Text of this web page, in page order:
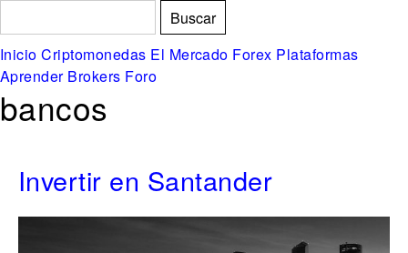
Formulario de búsqueda
Inicio Criptomonedas El Mercado Forex Plataformas
Aprender Brokers Foro
bancos
Invertir en Santander